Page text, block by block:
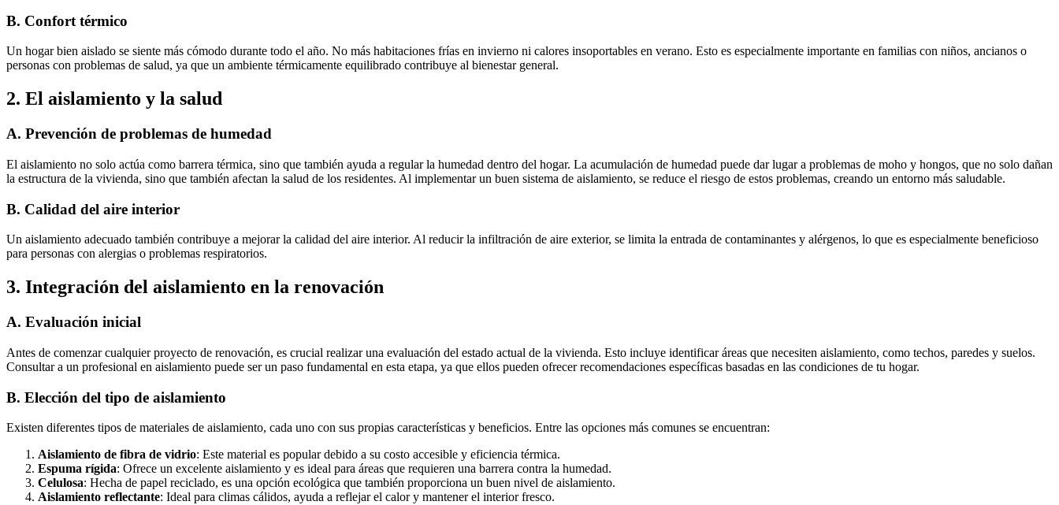
B. Confort térmico
Un hogar bien aislado se siente más cómodo durante todo el año. No más habitaciones frías en invierno ni calores insoportables en verano. Esto es especialmente importante en familias con niños, ancianos o
personas con problemas de salud, ya que un ambiente térmicamente equilibrado contribuye al bienestar general.
2. El aislamiento y la salud
A. Prevención de problemas de humedad
El aislamiento no solo actúa como barrera térmica, sino que también ayuda a regular la humedad dentro del hogar. La acumulación de humedad puede dar lugar a problemas de moho y hongos, que no solo dañan
la estructura de la vivienda, sino que también afectan la salud de los residentes. Al implementar un buen sistema de aislamiento, se reduce el riesgo de estos problemas, creando un entorno más saludable.
B. Calidad del aire interior
Un aislamiento adecuado también contribuye a mejorar la calidad del aire interior. Al reducir la infiltración de aire exterior, se limita la entrada de contaminantes y alérgenos, lo que es especialmente beneficioso
para personas con alergias o problemas respiratorios.
3. Integración del aislamiento en la renovación
A. Evaluación inicial
Antes de comenzar cualquier proyecto de renovación, es crucial realizar una evaluación del estado actual de la vivienda. Esto incluye identificar áreas que necesiten aislamiento, como techos, paredes y suelos.
Consultar a un profesional en aislamiento puede ser un paso fundamental en esta etapa, ya que ellos pueden ofrecer recomendaciones específicas basadas en las condiciones de tu hogar.
B. Elección del tipo de aislamiento
Existen diferentes tipos de materiales de aislamiento, cada uno con sus propias características y beneficios. Entre las opciones más comunes se encuentran:
Aislamiento de fibra de vidrio: Este material es popular debido a su costo accesible y eficiencia térmica.
Espuma rígida: Ofrece un excelente aislamiento y es ideal para áreas que requieren una barrera contra la humedad.
Celulosa: Hecha de papel reciclado, es una opción ecológica que también proporciona un buen nivel de aislamiento.
Aislamiento reflectante: Ideal para climas cálidos, ayuda a reflejar el calor y mantener el interior fresco.